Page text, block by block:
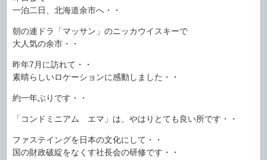
一泊二日、北海道余市へ・・
朝の連ドラ「マッサン」のニッカウイスキーで
大人気の余市・・
昨年7月に訪れて・・
素晴らしいロケーションに感動しました・・
約一年ぶりです・・
「コンドミニアム エマ」は、やはりとても良い所です・・
ファステイングを日本の文化にして・・
国の財政破綻をなくす社長会の研修です・・